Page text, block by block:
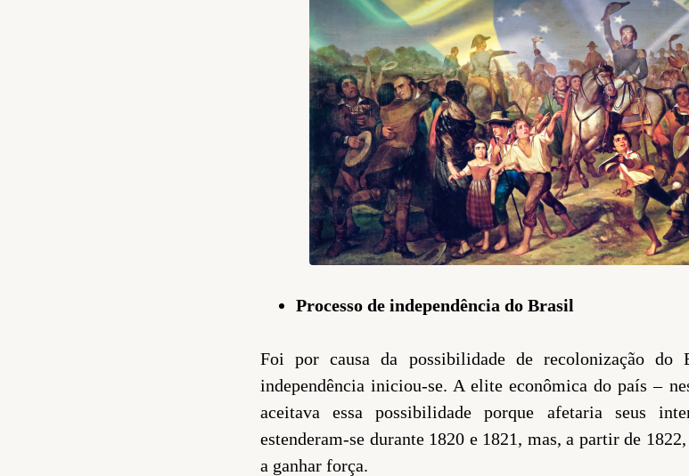
Processo de independência do Brasil
Foi por causa da possibilidade de recolonização do
independência iniciou-se. A elite econômica do país –
aceitava essa possibilidade porque afetaria seus
estenderam-se durante 1820 e 1821, mas, a partir de
a ganhar força.